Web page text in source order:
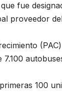
fue
proveedor
7.100
100